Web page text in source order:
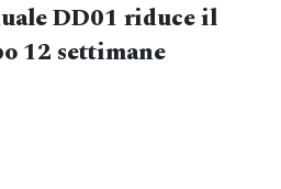
DD01 riduce il
12 settimane